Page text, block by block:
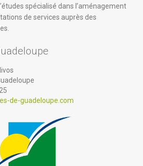
spécialisé dans l’aménagement
de services auprès des
de-guadeloupe.com